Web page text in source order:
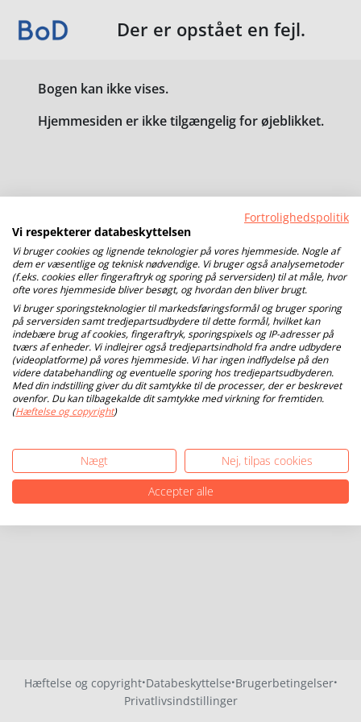
Der er opstået en fejl.
Bogen kan ikke vises.
Hjemmesiden er ikke tilgængelig for øjeblikket.
Hæftelse og copyright·Databeskyttelse·Brugerbetingelser·
Privatlivsindstillinger
Fortrolighedspolitik
Vi respekterer databeskyttelsen
Vi bruger cookies og lignende teknologier på vores hjemmeside. Nogle af
dem er væsentlige og teknisk nødvendige. Vi bruger også analysemetoder
(f.eks. cookies eller fingeraftryk og sporing på serversiden) til at måle, hvor
ofte vores hjemmeside bliver besøgt, og hvordan den bliver brugt.
Vi bruger sporingsteknologier til markedsføringsformål og bruger sporing
på serversiden samt tredjepartsudbydere til dette formål, hvilket kan
indebære brug af cookies, fingeraftryk, sporingspixels og IP-adresser på
tværs af enheder. Vi indlejrer også tredjepartsindhold fra andre udbydere
(videoplatforme) på vores hjemmeside. Vi har ingen indflydelse på den
videre databehandling og eventuelle sporing hos tredjepartsudbyderen.
Med din indstilling giver du dit samtykke til de processer, der er beskrevet
ovenfor. Du kan tilbagekalde dit samtykke med virkning for fremtiden.
(Hæftelse og copyright)
Nægt
Nej, tilpas cookies
Accepter alle